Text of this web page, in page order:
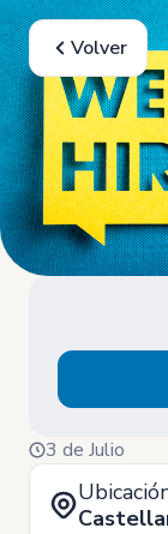
Volver
3 de Julio